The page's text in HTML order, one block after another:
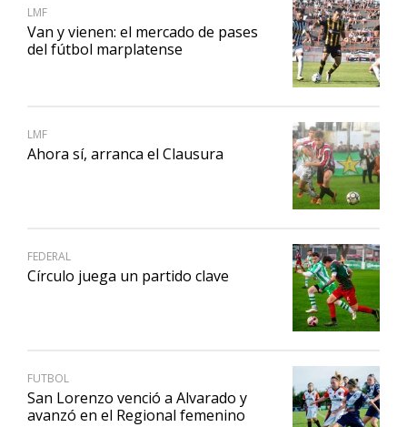
LMF
Van y vienen: el mercado de pases
del fútbol marplatense
LMF
Ahora sí, arranca el Clausura
FEDERAL
Círculo juega un partido clave
FUTBOL
San Lorenzo venció a Alvarado y
avanzó en el Regional femenino